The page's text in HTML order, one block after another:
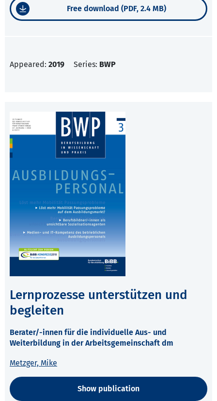
Free download (PDF, 2.4 MB)
Appeared: 2019 Series: BWP
Lernprozesse unterstützen und
begleiten
Berater/-innen für die individuelle Aus- und
Weiterbildung in der Arbeitsgemeinschaft dm
Metzger, Mike
Show publication